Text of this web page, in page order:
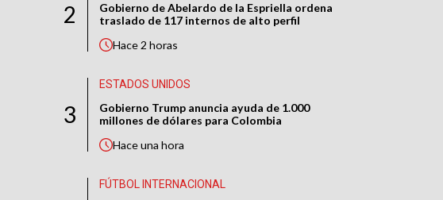
2
Gobierno de Abelardo de la Espriella ordena
traslado de 117 internos de alto perfil
Hace2 horas
3
ESTADOS UNIDOS
Gobierno Trump anuncia ayuda de 1.000
millones de dólares para Colombia
Haceuna hora
FÚTBOL INTERNACIONAL